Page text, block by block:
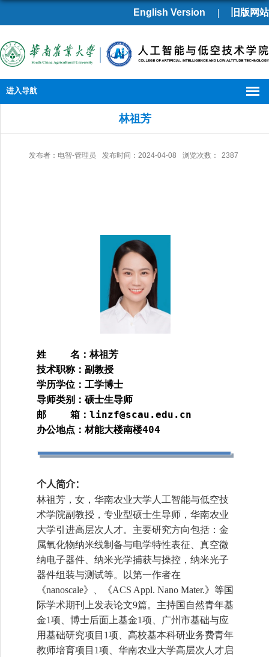
English Version 旧版网站
进入导航
林祖芳
发布者：电智-管理员 发布时间：2024-04-08 浏览次数： 2387
姓 名：林祖芳
技术职称：副教授
学历学位：工学博士
导师类别：硕士生导师
邮 箱： linzf@scau.edu.cn
办公地点：材能大楼南楼404
个人简介：
林祖芳，女，华南农业大学人工智能与低空技
术学院副教授，专业型硕士生导师，华南农业
大学引进高层次人才。主要研究方向包括：金
属氧化物纳米线制备与电学特性表征、真空微
纳电子器件、纳米光学捕获与操控，纳米光子
器件组装与测试等。以第一作者在
《nanoscale》、《ACS Appl. Nano Mater.》等国
际学术期刊上发表论文9篇。主持国自然青年基
金1项、博士后面上基金1项、广州市基础与应
用基础研究项目 1项、高校基本科研业务费青年
教师培育项目 1项、华南农业大学高层次人才启